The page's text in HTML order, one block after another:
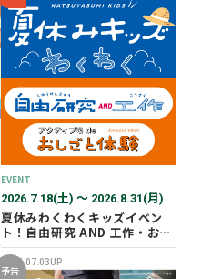
EVENT
2026.7.18(土) 〜 2026.8.31(月)
夏休みわくわくキッズイベン
ト！自由研究 AND 工作・おし
ごと体験！
2026.07.03UP
予告